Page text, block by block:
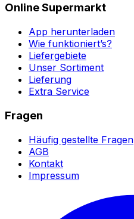
Online Supermarkt
App herunterladen
Wie funktioniert’s?
Liefergebiete
Unser Sortiment
Lieferung
Extra Service
Fragen
Häufig gestellte Fragen
AGB
Kontakt
Impressum